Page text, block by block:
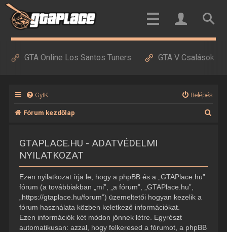
GTA Online Los Santos Tuners GTA V Csalások
GyIK Belépés
Fórum kezdőlap
GTAPLACE.HU - ADATVÉDELMI
NYILATKOZAT
Ezen nyilatkozat írja le, hogy a phpBB és a „GTAPlace.hu”
fórum (a továbbiakban „mi”, „a fórum”, „GTAPlace.hu”,
„https://gtaplace.hu/forum”) üzemeltetői hogyan kezelik a
fórum használata közben keletkező információkat.
Ezen információk két módon jönnek létre. Egyrészt
automatikusan: azzal, hogy felkeresed a fórumot, a phpBB